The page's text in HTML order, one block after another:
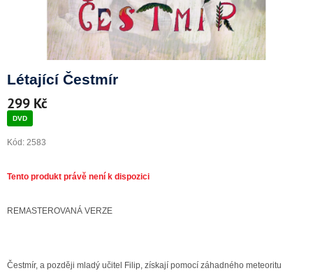
Doprava a platba
Létající Čestmír
299 Kč
DVD
Kód: 2583
REMASTEROVANÁ VERZE
Čestmír, a později mladý učitel Filip, získají pomocí záhadného meteoritu